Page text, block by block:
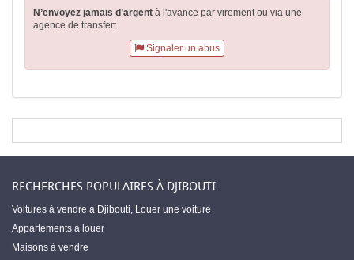
N’envoyez jamais d’argent à l'avance par virementou via une
agence de transfert.
Signaler un abus
RECHERCHES POPULAIRES À DJIBOUTI
Voitures à vendre à Djibouti, Louer une voiture
Appartements à louer
Maisons à vendre